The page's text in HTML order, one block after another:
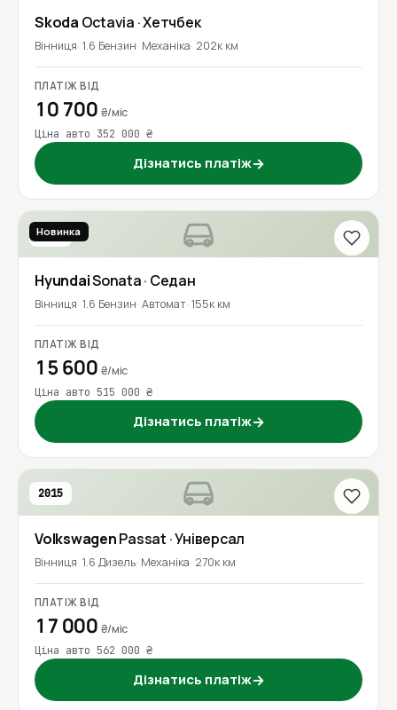
Skoda Octavia · Хетчбек
Вінниця 1.6 Бензин Механіка 202к км
ПЛАТІЖ ВІД
10 700 ₴/міс
Ціна авто 352 000 ₴
Дізнатись платіж→
2016
Новинка
HyundaiSonata· Седан
Вінниця 1.6 Бензин Автомат 155к км
ПЛАТІЖ ВІД
15 600 ₴/міс
Ціна авто 515 000 ₴
Дізнатись платіж→
2015
VolkswagenPassat · Універсал
Вінниця 1.6 Дизель Механіка 270к км
ПЛАТІЖ ВІД
17 000 ₴/міс
Ціна авто 562 000 ₴
Дізнатись платіж→